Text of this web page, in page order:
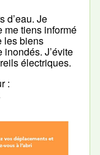
d’eau. Je
me tiens informé
les biens
J’évite
électriques.
: